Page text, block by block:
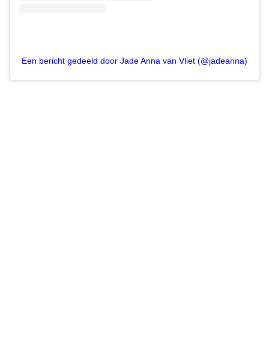
Een bericht gedeeld door Jade Anna van Vliet (@jadeanna)